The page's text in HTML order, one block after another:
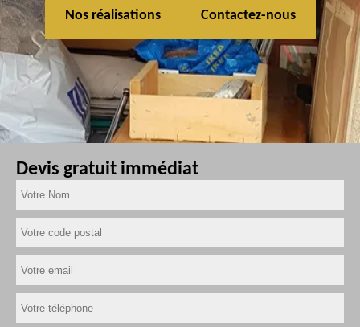
Nos réalisations Contactez-nous
Devis gratuit immédiat